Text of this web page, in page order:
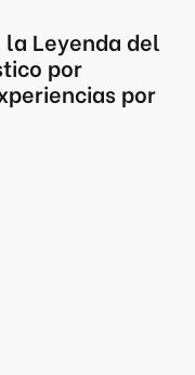
Leyenda del
por
por